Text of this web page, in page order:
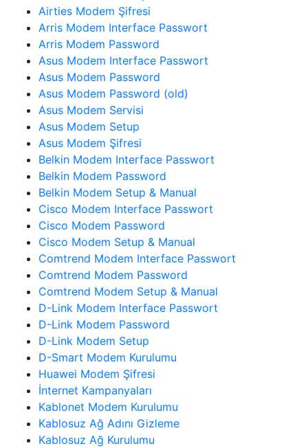
Airties Modem Şifresi
Arris Modem Interface Passwort
Arris Modem Password
Asus Modem Interface Passwort
Asus Modem Password
Asus Modem Password (old)
Asus Modem Servisi
Asus Modem Setup
Asus Modem Şifresi
Belkin Modem Interface Passwort
Belkin Modem Password
Belkin Modem Setup & Manual
Cisco Modem Interface Passwort
Cisco Modem Password
Cisco Modem Setup & Manual
Comtrend Modem Interface Passwort
Comtrend Modem Password
Comtrend Modem Setup & Manual
D-Link Modem Interface Passwort
D-Link Modem Password
D-Link Modem Setup
D-Smart Modem Kurulumu
Huawei Modem Şifresi
İnternet Kampanyaları
Kablonet Modem Kurulumu
Kablosuz Ağ Adını Gizleme
Kablosuz Ağ Kurulumu